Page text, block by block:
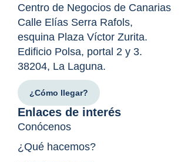
Centro de Negocios de Canarias
Calle Elías Serra Rafols,
esquina Plaza Víctor Zurita.
Edificio Polsa, portal 2 y 3.
38204, La Laguna.
¿Cómo llegar?
Enlaces de interés
Conócenos
¿Qué hacemos?